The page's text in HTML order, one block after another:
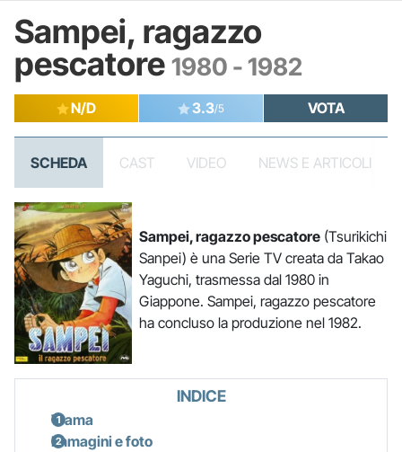
Sampei, ragazzo
pescatore 1980 - 1982
N/D 3.3/5 VOTA
SCHEDA CAST VIDEO NEWS E ARTICOLI
Sampei, ragazzo pescatore(Tsurikichi
Sanpei) è una Serie TV creata da Takao
Yaguchi, trasmessa dal 1980 in
Giappone. Sampei, ragazzo pescatore
ha concluso la produzione nel 1982.
INDICE
Trama
Immagini e foto